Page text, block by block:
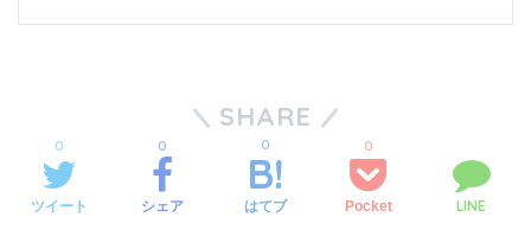
SHARE
ツイート
0
シェア
0
はてブ
0
Pocket
0
LINE